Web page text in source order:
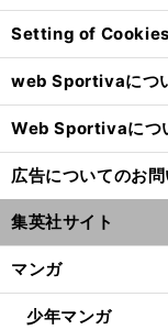
Setting of Cookies
web Sportivaにつ
Web Sportivaにつ
広告についてのお
集英社サイト
マンガ
少年マンガ